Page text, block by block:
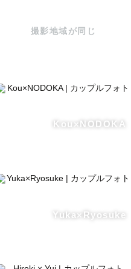
撮影地域が同じ
Kou×NODOKA
Yuka×Ryosuke